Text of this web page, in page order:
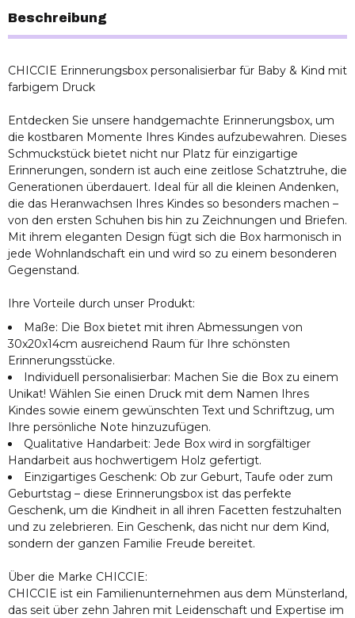
Beschreibung
CHICCIE Erinnerungsbox personalisierbar für Baby & Kind mit
farbigem Druck
Entdecken Sie unsere handgemachte Erinnerungsbox, um
die kostbaren Momente Ihres Kindes aufzubewahren. Dieses
Schmuckstück bietet nicht nur Platz für einzigartige
Erinnerungen, sondern ist auch eine zeitlose Schatztruhe, die
Generationen überdauert. Ideal für all die kleinen Andenken,
die das Heranwachsen Ihres Kindes so besonders machen –
von den ersten Schuhen bis hin zu Zeichnungen und Briefen.
Mit ihrem eleganten Design fügt sich die Box harmonisch in
jede Wohnlandschaft ein und wird so zu einem besonderen
Gegenstand.
Ihre Vorteile durch unser Produkt:
Maße: Die Box bietet mit ihren Abmessungen von
30x20x14cm ausreichend Raum für Ihre schönsten
Erinnerungsstücke.
Individuell personalisierbar: Machen Sie die Box zu einem
Unikat! Wählen Sie einen Druck mit dem Namen Ihres
Kindes sowie einem gewünschten Text und Schriftzug, um
Ihre persönliche Note hinzuzufügen.
Qualitative Handarbeit: Jede Box wird in sorgfältiger
Handarbeit aus hochwertigem Holz gefertigt.
Einzigartiges Geschenk: Ob zur Geburt, Taufe oder zum
Geburtstag – diese Erinnerungsbox ist das perfekte
Geschenk, um die Kindheit in all ihren Facetten festzuhalten
und zu zelebrieren. Ein Geschenk, das nicht nur dem Kind,
sondern der ganzen Familie Freude bereitet.
Über die Marke CHICCIE:
CHICCIE ist ein Familienunternehmen aus dem Münsterland,
das seit über zehn Jahren mit Leidenschaft und Expertise im